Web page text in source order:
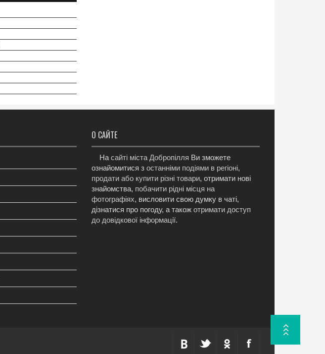
О САЙТЕ
На сайті міста Добропілля Ви зможете
ознайомитися з останніми подіями в регіоні,
продати або купити різні товари, отримати нові
знайомства, побачити рідні місця на
фотографіях, висловити свою думку в чаті,
дізнатися про погоду, а також отримати доступ
до довідкової інформації.